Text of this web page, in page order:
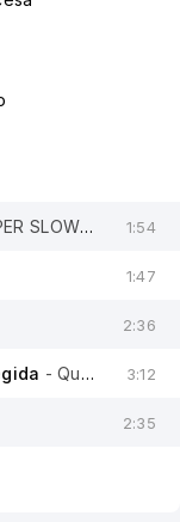
SLOWED) 1:54
1:47
2:36
- Que Onda 3:12
2:35